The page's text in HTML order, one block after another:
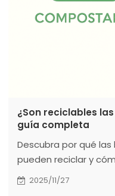
¿Son reciclables
guía completa
Descubra por qué
pueden reciclar y
reciclaje. Aprenda las
2025/11/27